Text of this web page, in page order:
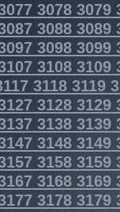
30783079
30883089
30983099
31083109
31183119
31283129
31383139
31483149
31583159
31683169
31783179